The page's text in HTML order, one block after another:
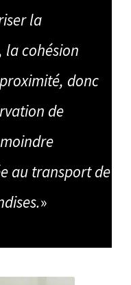
la
cohésion
donc
de
au transport de
»